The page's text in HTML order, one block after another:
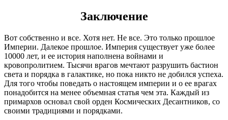
Заключение
Вот собственно и все. Хотя нет. Не все. Это только прошлое
Империи. Далекое прошлое. Империя существует уже более
10000 лет, и ее история наполнена войнами и
кровопролитием. Тысячи врагов мечтают разрушить бастион
света и порядка в галактике, но пока никто не добился успеха.
Для того чтобы поведать о настоящем империи и о ее врагах
понадобится на менее объемная статья чем эта. Каждый из
примархов основал свой орден Космических Десантников, со
своими традициями и порядками.